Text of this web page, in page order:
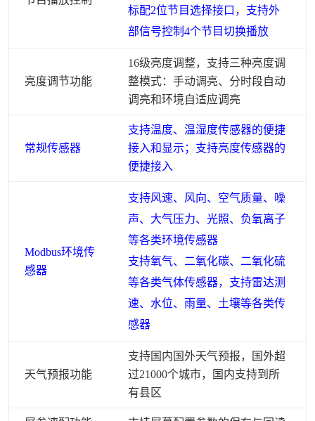
标配2位节目选择接口，支持外
部信号控制4个节目切换播放
亮度调节功能
16级亮度调整，支持三种亮度调
整模式：手动调亮、分时段自动
调亮和环境自适应调亮
常规传感器
支持温度、温湿度传感器的便捷
接入和显示；支持亮度传感器的
便捷接入
Modbus环境传
感器
支持风速、风向、空气质量、噪
声、大气压力、光照、负氧离子
等各类环境传感器
支持氧气、二氧化碳、二氧化硫
等各类气体传感器，支持雷达测
速、水位、雨量、土壤等各类传
感器
天气预报功能
支持国内国外天气预报，国外超
过21000个城市，国内支持到所
有县区